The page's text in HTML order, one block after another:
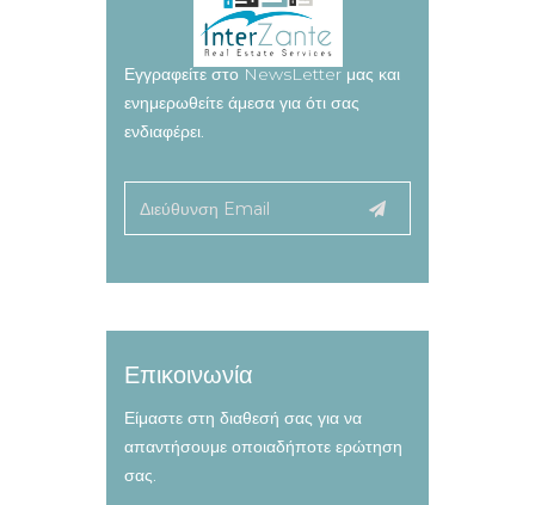
Εγγραφείτε στο NewsLetter μας και
ενημερωθείτε άμεσα για ότι σας
ενδιαφέρει.
Επικοινωνία
Είμαστε στη διαθεσή σας για να
απαντήσουμε οποιαδήποτε ερώτηση
σας.